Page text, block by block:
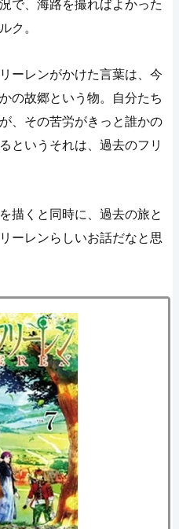
で、海路を撮ればよかった
ク。
ーレンがかけた言葉は、今
の故郷という物。自分たち
、その苦労がきっと誰かの
というそれは、過去のフリ
描くと同時に、過去の旅と
ーレンらしいお話だなと思